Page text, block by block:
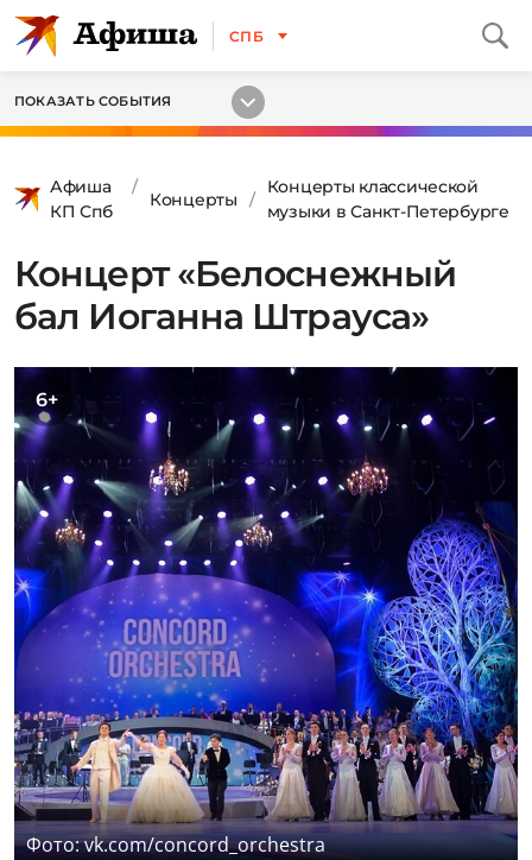
СПБ
ПОКАЗАТЬ СОБЫТИЯ
Афиша
КП Спб
Концерты
Концерты классической
музыки в Санкт-Петербурге
Концерт «Белоснежный
бал Иоганна Штрауса»
6+
Фото: vk.com/concord_orchestra